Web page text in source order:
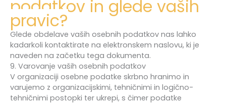
podatkov in glede vaših
pravic?
Glede obdelave vaših osebnih podatkov nas lahko
kadarkoli kontaktirate na elektronskem naslovu, ki je
naveden na začetku tega dokumenta.
9. Varovanje vaših osebnih podatkov
V organizaciji osebne podatke skrbno hranimo in
varujemo z organizacijskimi, tehničnimi in logično-
tehničnimi postopki ter ukrepi, s čimer podatke